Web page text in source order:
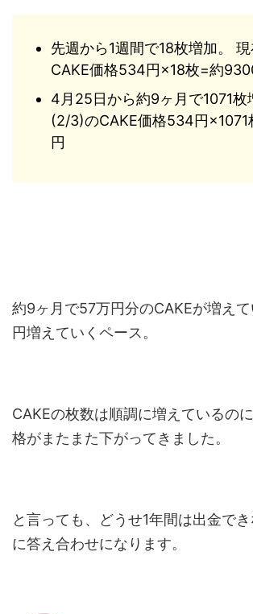
先週から1週間で18枚増加。
CAKE価格534円×18枚=約
4月25日から約9ヶ月で1071枚
(2/3)のCAKE価格534円×1071
円
約9ヶ月で57万円分のCAKEが増え
円増えていくペース。
CAKEの枚数は順調に増えているの
格がまたまた下がってきました。
と言っても、どうせ1年間は出金で
に答え合わせになります。